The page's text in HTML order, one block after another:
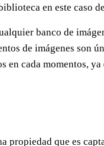
en este caso
banco de
de imágenes son
en cada momentos, ya
propiedad que es